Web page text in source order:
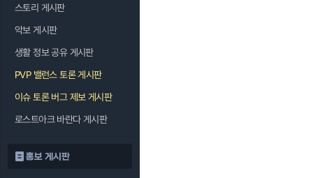
스토리 게시판
악보 게시판
생활 정보 공유 게시판
PVP 밸런스 토론 게시판
이슈 토론 버그 제보 게시판
로스트아크 바란다 게시판
홍보 게시판